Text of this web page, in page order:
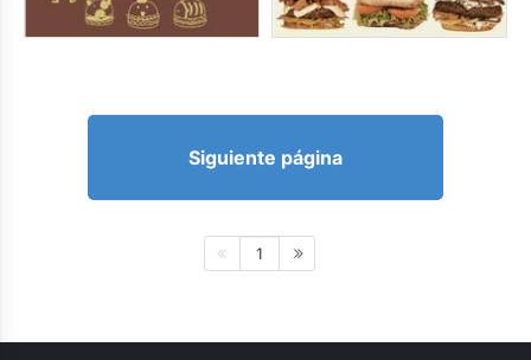
Siguiente página
1